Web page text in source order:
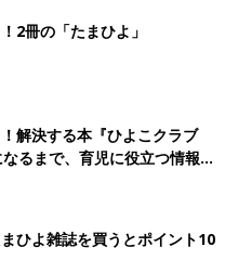
2冊の「たまひよ」
解決する本『ひよこクラブ
るまで、育児に役立つ情報が
ひよ雑誌を買うとポイント10